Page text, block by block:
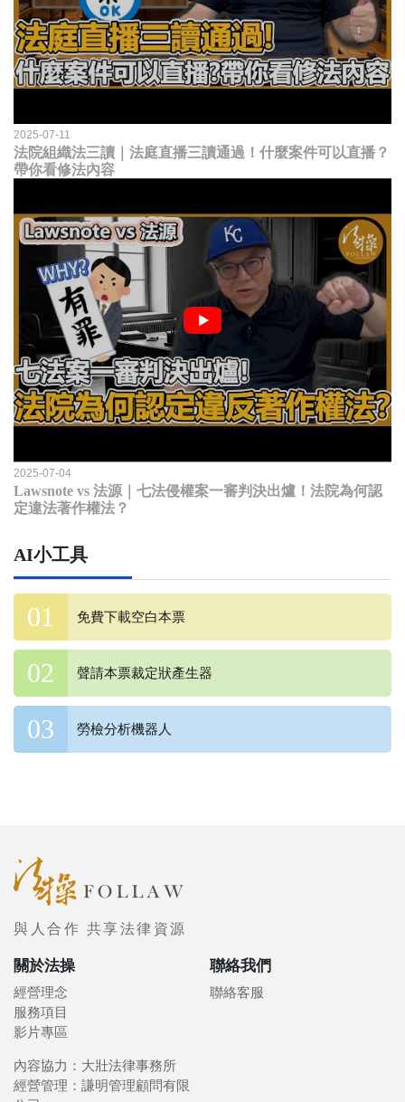
2025-07-11
法院組織法三讀｜法庭直播三讀通過！什麼案件可以直播？
帶你看修法內容
2025-07-04
Lawsnote vs 法源｜七法侵權案一審判決出爐！法院為何認
定違法著作權法？
AI小工具
免費下載空白本票
聲請本票裁定狀產生器
勞檢分析機器人
與人合作 共享法律資源
關於法操
經營理念
服務項目
影片專區
聯絡我們
聯絡客服
內容協力：大壯法律事務所
經營管理：謙明管理顧問有限